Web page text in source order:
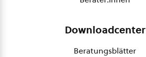
Downloadcenter
Beratungsblätter